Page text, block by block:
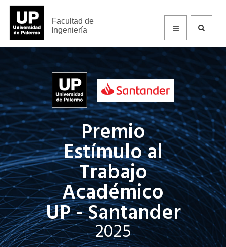
Facultad de
Ingeniería
Premio
Estímulo al
Trabajo
Académico
UP - Santander
2025